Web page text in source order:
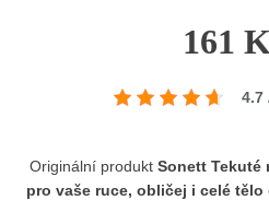
161
4.7
Originální produkt Sonett Tekuté
pro vaše ruce, obličej i celé tělo